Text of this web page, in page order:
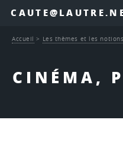
CINÉMA,
Accueil > Les thèmes et les notions